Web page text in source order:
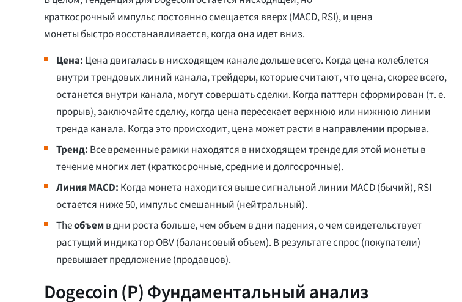
краткосрочный импульс постоянно смещается вверх (MACD, RSI), и цена
монеты быстро восстанавливается, когда она идет вниз.
Цена: Цена двигалась в нисходящем канале дольше всего. Когда цена колеблется
внутри трендовых линий канала, трейдеры, которые считают, что цена, скорее всего,
останется внутри канала, могут совершать сделки. Когда паттерн сформирован (т. е.
прорыв), заключайте сделку, когда цена пересекает верхнюю или нижнюю линии
тренда канала. Когда это происходит, цена может расти в направлении прорыва.
Тренд: Все временные рамки находятся в нисходящем тренде для этой монеты в
течение многих лет (краткосрочные, средние и долгосрочные).
Линия MACD: Когда монета находится выше сигнальной линии MACD (бычий), RSI
остается ниже 50, импульс смешанный (нейтральный).
Theобъемв дни роста больше, чем объем в дни падения, о чем свидетельствует
растущий индикатор OBV (балансовый объем). В результате спрос (покупатели)
превышает предложение (продавцов).
Dogecoin (Р) Фундаментальный анализ